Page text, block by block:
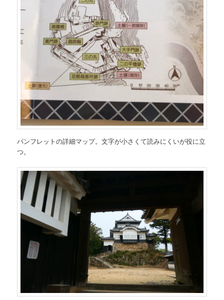
パンフレットの詳細マップ。文字が小さくて読みにくいが役に立
つ。